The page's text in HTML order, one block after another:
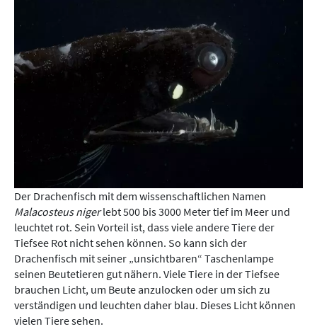
Der Drachenfisch mit dem wissenschaftlichen Namen
Malacosteus nigerlebt 500 bis 3000 Meter tief im Meer und
leuchtet rot. Sein Vorteil ist, dass viele andere Tiere der
Tiefsee Rot nicht sehen können. So kann sich der
Drachenfisch mit seiner „unsichtbaren“ Taschenlampe
seinen Beutetieren gut nähern. Viele Tiere in der Tiefsee
brauchen Licht, um Beute anzulocken oder um sich zu
verständigen und leuchten daher blau. Dieses Licht können
vielen Tiere sehen.